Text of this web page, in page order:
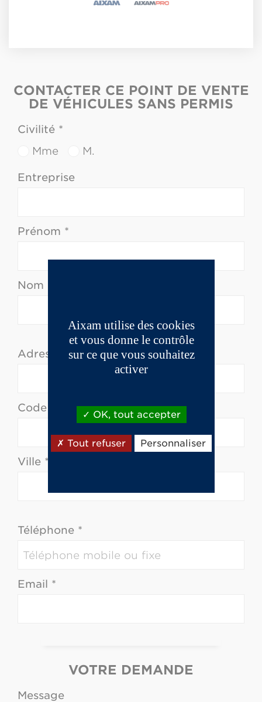
CONTACTER CE POINT DE VENTE
DE VÉHICULES SANS PERMIS
Civilité *
Mme
M.
Entreprise
Prénom *
Nom *
Adresse *
Code postal *
Ville *
Téléphone *
Email *
VOTRE DEMANDE
Message
Aixam utilise des cookies
et vous donne le contrôle
sur ce que vous souhaitez
activer
OK, tout accepter
Tout refuser Personnaliser